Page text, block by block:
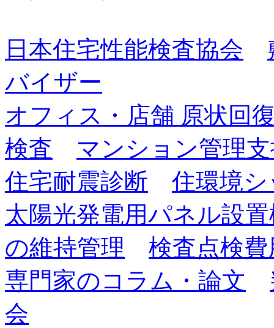
日本住宅性能検査協会
バイザー
オフィス・店舗 原状回
検査
マンション管理
住宅耐震診断
住環境
太陽光発電用パネル設
の維持管理
検査点検費
専門家のコラム・論文
会